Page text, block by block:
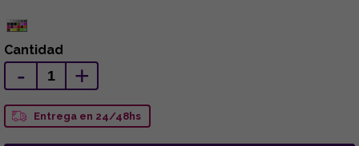
Cantidad
- +
Entrega en 24/48hs